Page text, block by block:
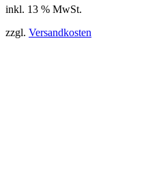
inkl. 13 % MwSt.
zzgl. Versandkosten